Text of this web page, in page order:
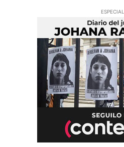
ESPECIAL